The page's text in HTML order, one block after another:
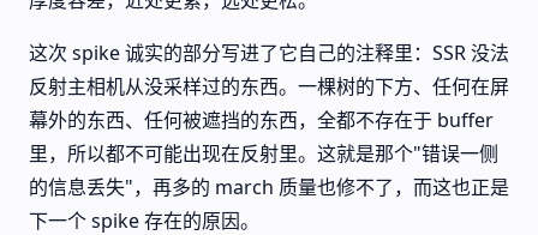
这次 spike 诚实的部分写进了它自己的注释里：SSR 没法
反射主相机从没采样过的东西。一棵树的下方、任何在屏
幕外的东西、任何被遮挡的东西，全都不存在于 buffer
里，所以都不可能出现在反射里。这就是那个"错误一侧
的信息丢失"，再多的 march 质量也修不了，而这也正是
下一个 spike 存在的原因。